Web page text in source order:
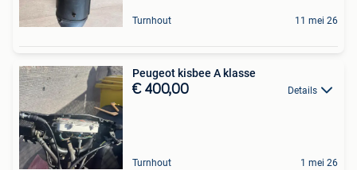
Turnhout 11 mei 26
Peugeot kisbee A klasse
€ 400,00 Details
Turnhout 1 mei 26